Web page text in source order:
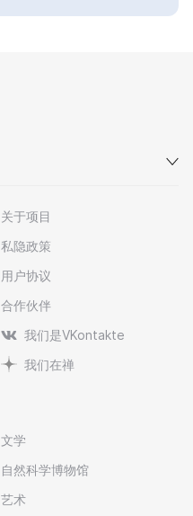
关于项目
私隐政策
用户协议
合作伙伴
我们是VKontakte
我们在禅
文学
自然科学博物馆
艺术